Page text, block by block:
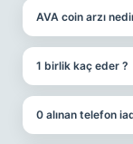
AVA coin arzı
1 birlik kaç eder ?
0 alınan telefon